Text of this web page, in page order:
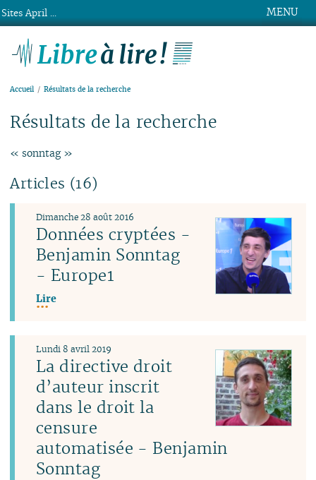
MENU
Accueil Résultats de la recherche
Résultats de la recherche
« sonntag »
Articles (16)
Données cryptées -
Benjamin Sonntag
- Europe1
Dimanche 28 août 2016
Lire
La directive droit
d’auteur inscrit
dans le droit la
censure
automatisée - Benjamin
Sonntag
Lundi 8 avril 2019
Sites April ...